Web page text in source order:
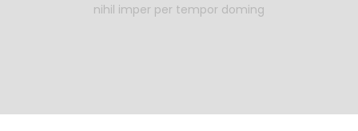
nihil imper per tempor doming